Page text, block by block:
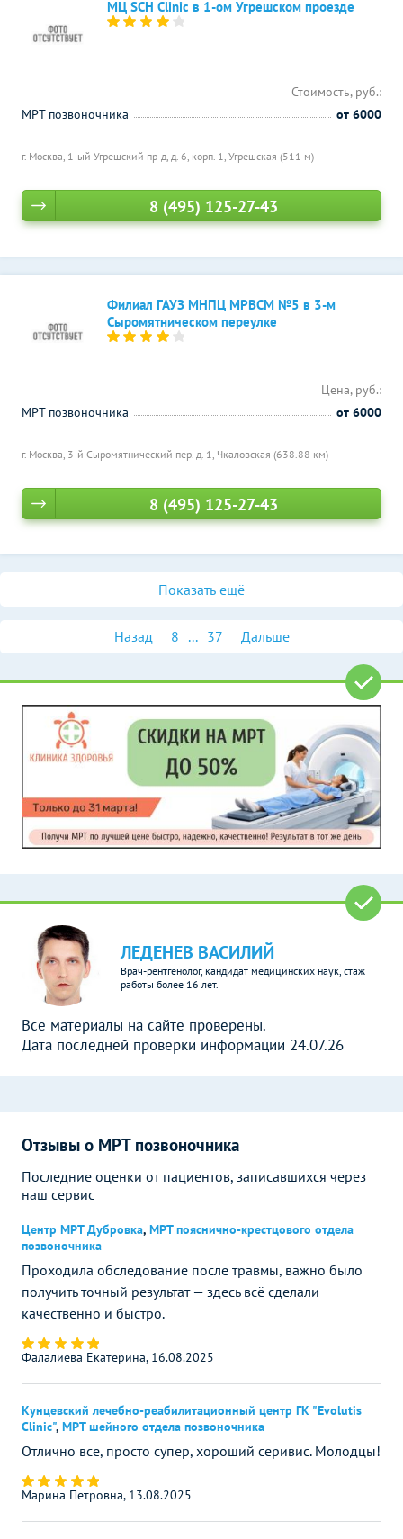
МЦ SCH Clinic в 1-ом Угрешском проезде
г. Москва, 1-ый Угрешский пр-д, д. 6, корп. 1, Угрешская (511 м)
Стоимость, руб.:
МРТ позвоночника
от 6000
8 (495) 125-27-43
Филиал ГАУЗ МНПЦ МРВСМ №5 в 3-м
Сыромятническом переулке
г. Москва, 3-й Сыромятнический пер. д. 1, Чкаловская (638.88 км)
Цена, руб.:
МРТ позвоночника
от 6000
8 (495) 125-27-43
Показать ещё
Назад 8 ... 37 Дальше
ЛЕДЕНЕВ ВАСИЛИЙ
Врач-рентгенолог, кандидат медицинских наук, стаж
работы более 16 лет.
Все материалы на сайте проверены.
Дата последней проверки информации 24.07.26
Отзывы о МРТ позвоночника
Последние оценки от пациентов, записавшихся через
наш сервис
Центр МРТ Дубровка, МРТ пояснично-крестцового отдела
позвоночника
Проходила обследование после травмы, важно было
получить точный результат — здесь всё сделали
качественно и быстро.
Фалалиева Екатерина, 16.08.2025
Кунцевский лечебно-реабилитационный центр ГК "Evolutis
Clinic", МРТ шейного отдела позвоночника
Отлично все, просто супер, хороший серивис. Молодцы!
Марина Петровна, 13.08.2025